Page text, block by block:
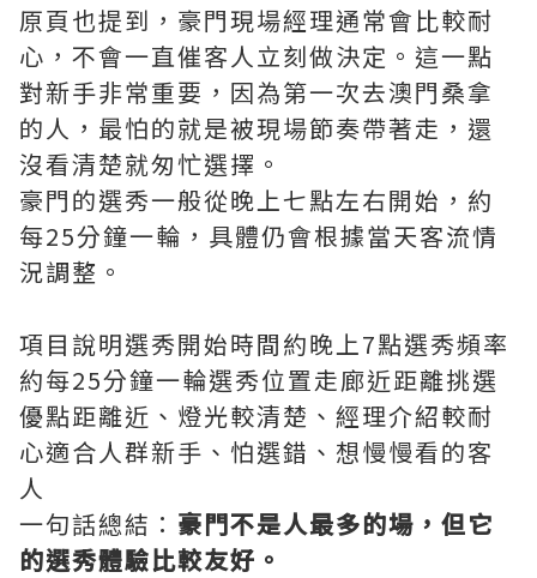
原頁也提到，豪門現場經理通常會比較耐
心，不會一直催客人立刻做決定。這一點
對新手非常重要，因為第一次去澳門桑拿
的人，最怕的就是被現場節奏帶著走，還
沒看清楚就匆忙選擇。
豪門的選秀一般從晚上七點左右開始，約
每25分鐘一輪，具體仍會根據當天客流情
況調整。
項目說明選秀開始時間約晚上7點選秀頻率
約每25分鐘一輪選秀位置走廊近距離挑選
優點距離近、燈光較清楚、經理介紹較耐
心適合人群新手、怕選錯、想慢慢看的客
人
一句話總結： 豪門不是人最多的場，但它
的選秀體驗比較友好。